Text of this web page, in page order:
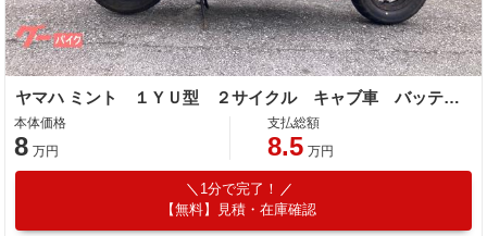
ヤマハ ミント １ＹＵ型 ２サイクル キャブ車 バッテリー新品
本体価格
8 万円
支払総額
8.5 万円
1分で完了！
【無料】見積・在庫確認